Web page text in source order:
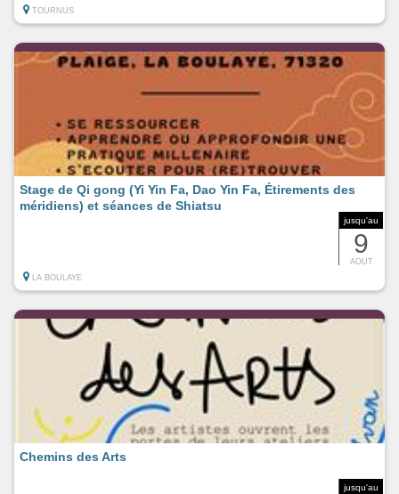
TOURNUS
jusqu'au
9
AOUT
Stage de Qi gong (Yi Yin Fa, Dao Yin Fa, Étirements des
méridiens) et séances de Shiatsu
LA BOULAYE
jusqu'au
Chemins des Arts